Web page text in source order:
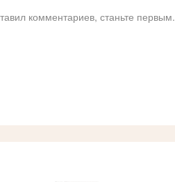
комментариев, станьте первым.